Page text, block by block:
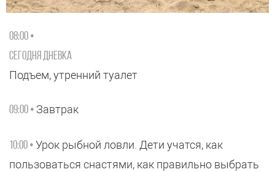
08:00 •
Сегодня Дневка
Подъем, утренний туалет
09:00 • Завтрак
10:00 • Урок рыбной ловли. Дети учатся, как
пользоваться снастями, как правильно выбрать